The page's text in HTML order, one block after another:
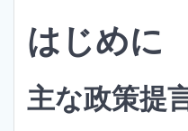
はじめに
主な政策提